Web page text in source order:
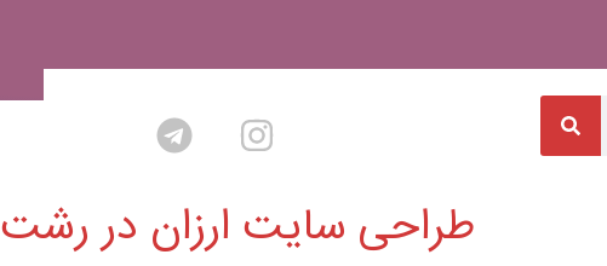
طراحی سایت ارزان در رشت